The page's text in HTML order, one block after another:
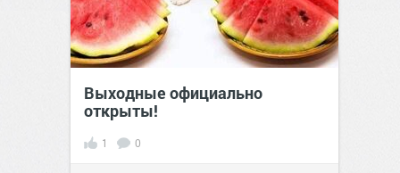
Выходные официально
открыты!
1 0